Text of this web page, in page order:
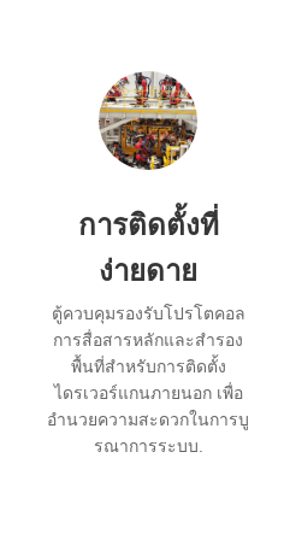
การติดตั้งที่
ง่ายดาย
ตู้ควบคุมรองรับโปรโตคอล
การสื่อสารหลักและสำรอง
พื้นที่สำหรับการติดตั้ง
ไดรเวอร์แกนภายนอก เพื่อ
อำนวยความสะดวกในการบู
รณาการระบบ.